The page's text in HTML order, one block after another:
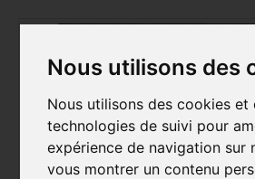
Nous utilisons des
Nous utilisons des cookies et
technologies de suivi pour
expérience de navigation sur
vous montrer un contenu